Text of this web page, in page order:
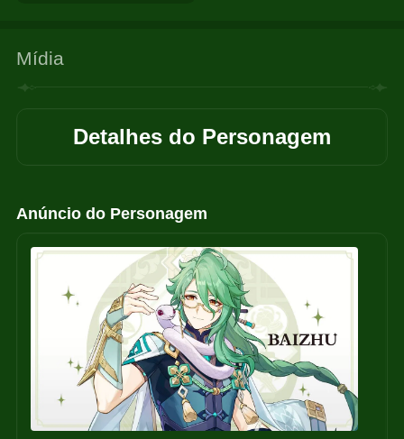
Mídia
Detalhes do Personagem
Anúncio do Personagem